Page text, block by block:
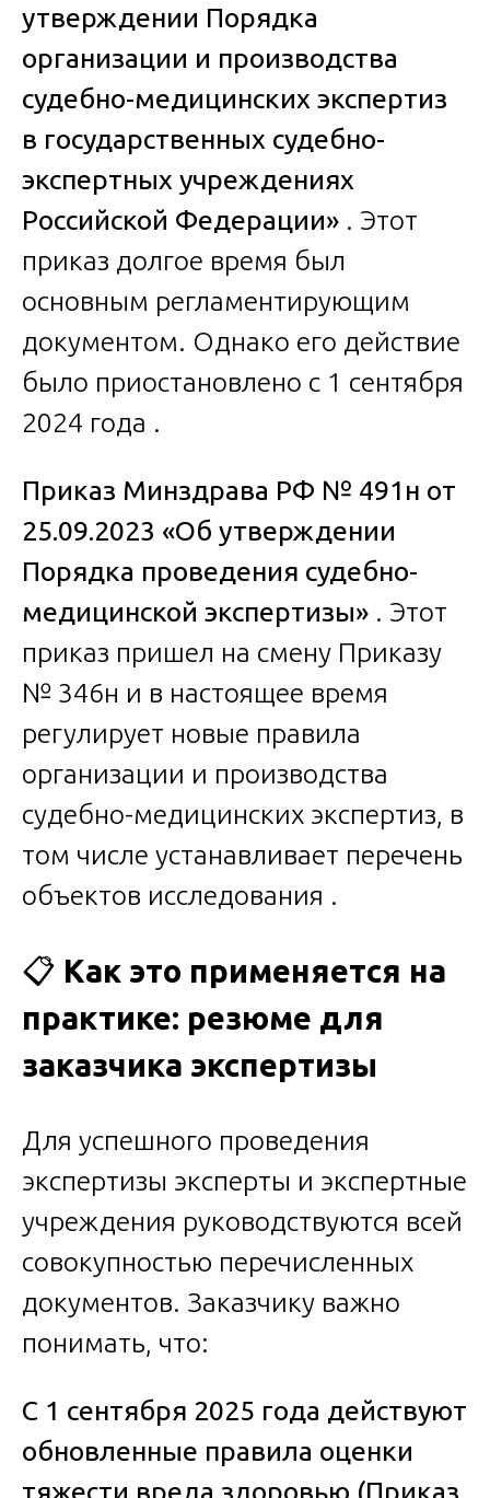
утверждении Порядка
организации и производства
судебно-медицинских экспертиз
в государственных судебно-
экспертных учреждениях
Российской Федерации» . Этот
приказ долгое время был
основным регламентирующим
документом. Однако его действие
было приостановлено с 1 сентября
2024 года .
Приказ Минздрава РФ № 491н от
25.09.2023 «Об утверждении
Порядка проведения судебно-
медицинской экспертизы» . Этот
приказ пришел на смену Приказу
№ 346н и в настоящее время
регулирует новые правила
организации и производства
судебно-медицинских экспертиз, в
том числе устанавливает перечень
объектов исследования .
📋 Как это применяется на
практике: резюме для
заказчика экспертизы
Для успешного проведения
экспертизы эксперты и экспертные
учреждения руководствуются всей
совокупностью перечисленных
документов. Заказчику важно
понимать, что:
С 1 сентября 2025 года действуют
обновленные правила оценки
тяжести вреда здоровью (Приказ